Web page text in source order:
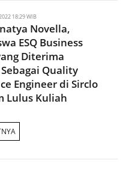
18:29 WIB
Novella,
ESQ Business
Diterima
Quality
Engineer di Sirclo
Lulus Kuliah